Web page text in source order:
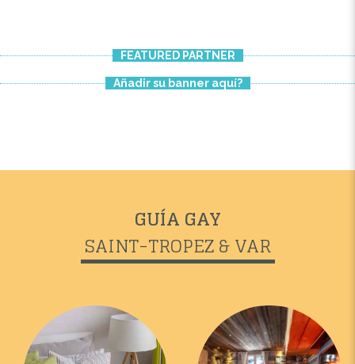
FEATURED PARTNER
Añadir su banner aquí?
GUÍA GAY
SAINT-TROPEZ & VAR